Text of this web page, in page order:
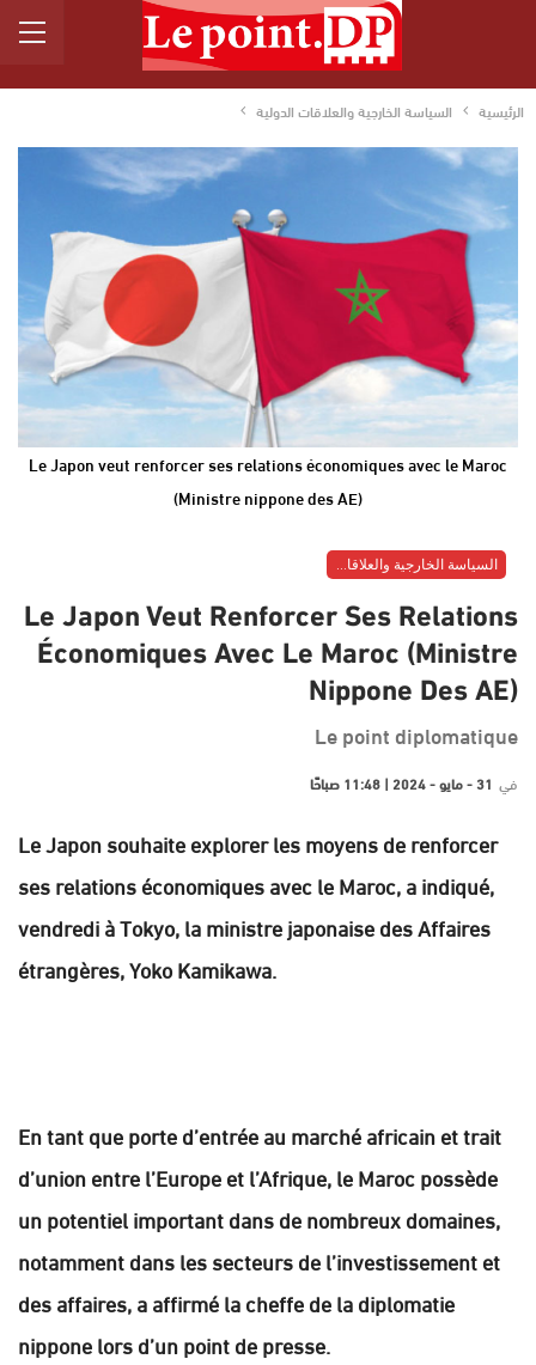
الرئيسية السياسة الخارجية والعلاقات الدولية
Le Japon veut renforcer ses relations économiques avec le Maroc
(Ministre nippone des AE)
Le Japon Veut Renforcer Ses Relations
Économiques Avec Le Maroc (Ministre
Nippone Des AE)
Le point diplomatique
في 31 - مايو - 2024 | 11:48 صباحًا
Le Japon souhaite explorer les moyens de renforcer
ses relations économiques avec le Maroc, a indiqué,
vendredi à Tokyo, la ministre japonaise des Affaires
étrangères, Yoko Kamikawa.
En tant que porte d’entrée au marché africain et trait
d’union entre l’Europe et l’Afrique, le Maroc possède
un potentiel important dans de nombreux domaines,
notamment dans les secteurs de l’investissement et
des affaires, a affirmé la cheffe de la diplomatie
nippone lors d’un point de presse.